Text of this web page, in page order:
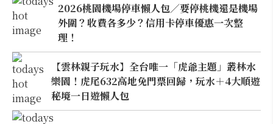
2026桃園機場停車懶人包／要停桃機還是機場
外圍？收費各多少？信用卡停車優惠一次整
理！
【雲林親子玩水】全台唯一「虎爺主題」叢林水
樂園！虎尾632高地免門票回歸，玩水＋4大順遊
秘境一日遊懶人包